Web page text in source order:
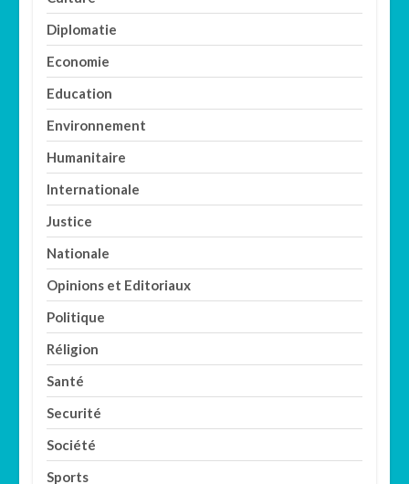
Diplomatie
Economie
Education
Environnement
Humanitaire
Internationale
Justice
Nationale
Opinions et Editoriaux
Politique
Réligion
Santé
Securité
Société
Sports